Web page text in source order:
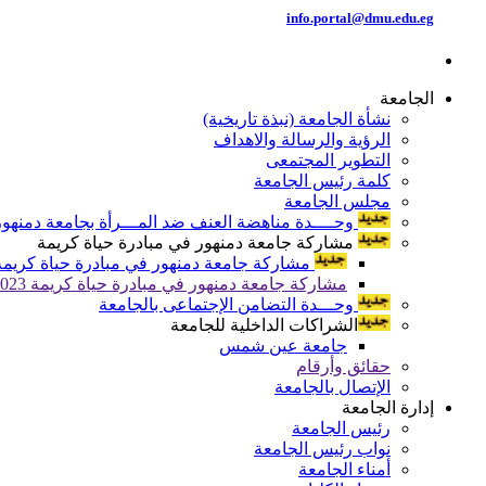
info.portal@dmu.edu.eg
الجامعة
نشأة الجامعة (نبذة تاريخية)
الرؤية والرسالة والاهداف
التطوير المجتمعى
كلمة رئيس الجامعة
مجلس الجامعة
وحــــدة مناهضة العنف ضد المـــرأة بجامعة
مشاركة جامعة دمنهور في مبادرة حياة كريمة
مشاركة جامعة دمنهور في مبادرة حياة كريمة
مشاركة جامعة دمنهور في مبادرة حياة كريمة 2023
وحـــدة التضامن الإجتماعى بالجامعة
الشراكات الداخلية للجامعة
جامعة عين شمس
حقائق وأرقام
الإتصال بالجامعة
إدارة الجامعة
رئيس الجامعة
نواب رئيس الجامعة
أمناء الجامعة